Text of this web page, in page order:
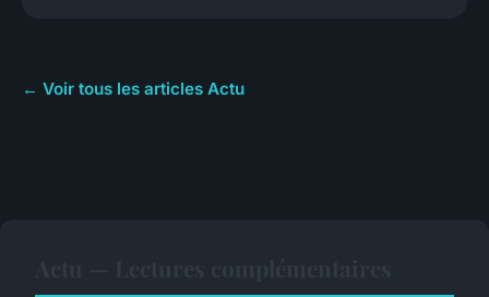
← Voir tous les articles Actu